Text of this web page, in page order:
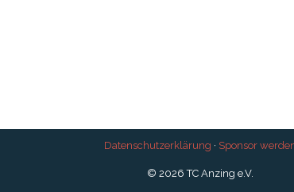
Datenschutzerklärung · Sponsor
© 2026 TC Anzing e.V.